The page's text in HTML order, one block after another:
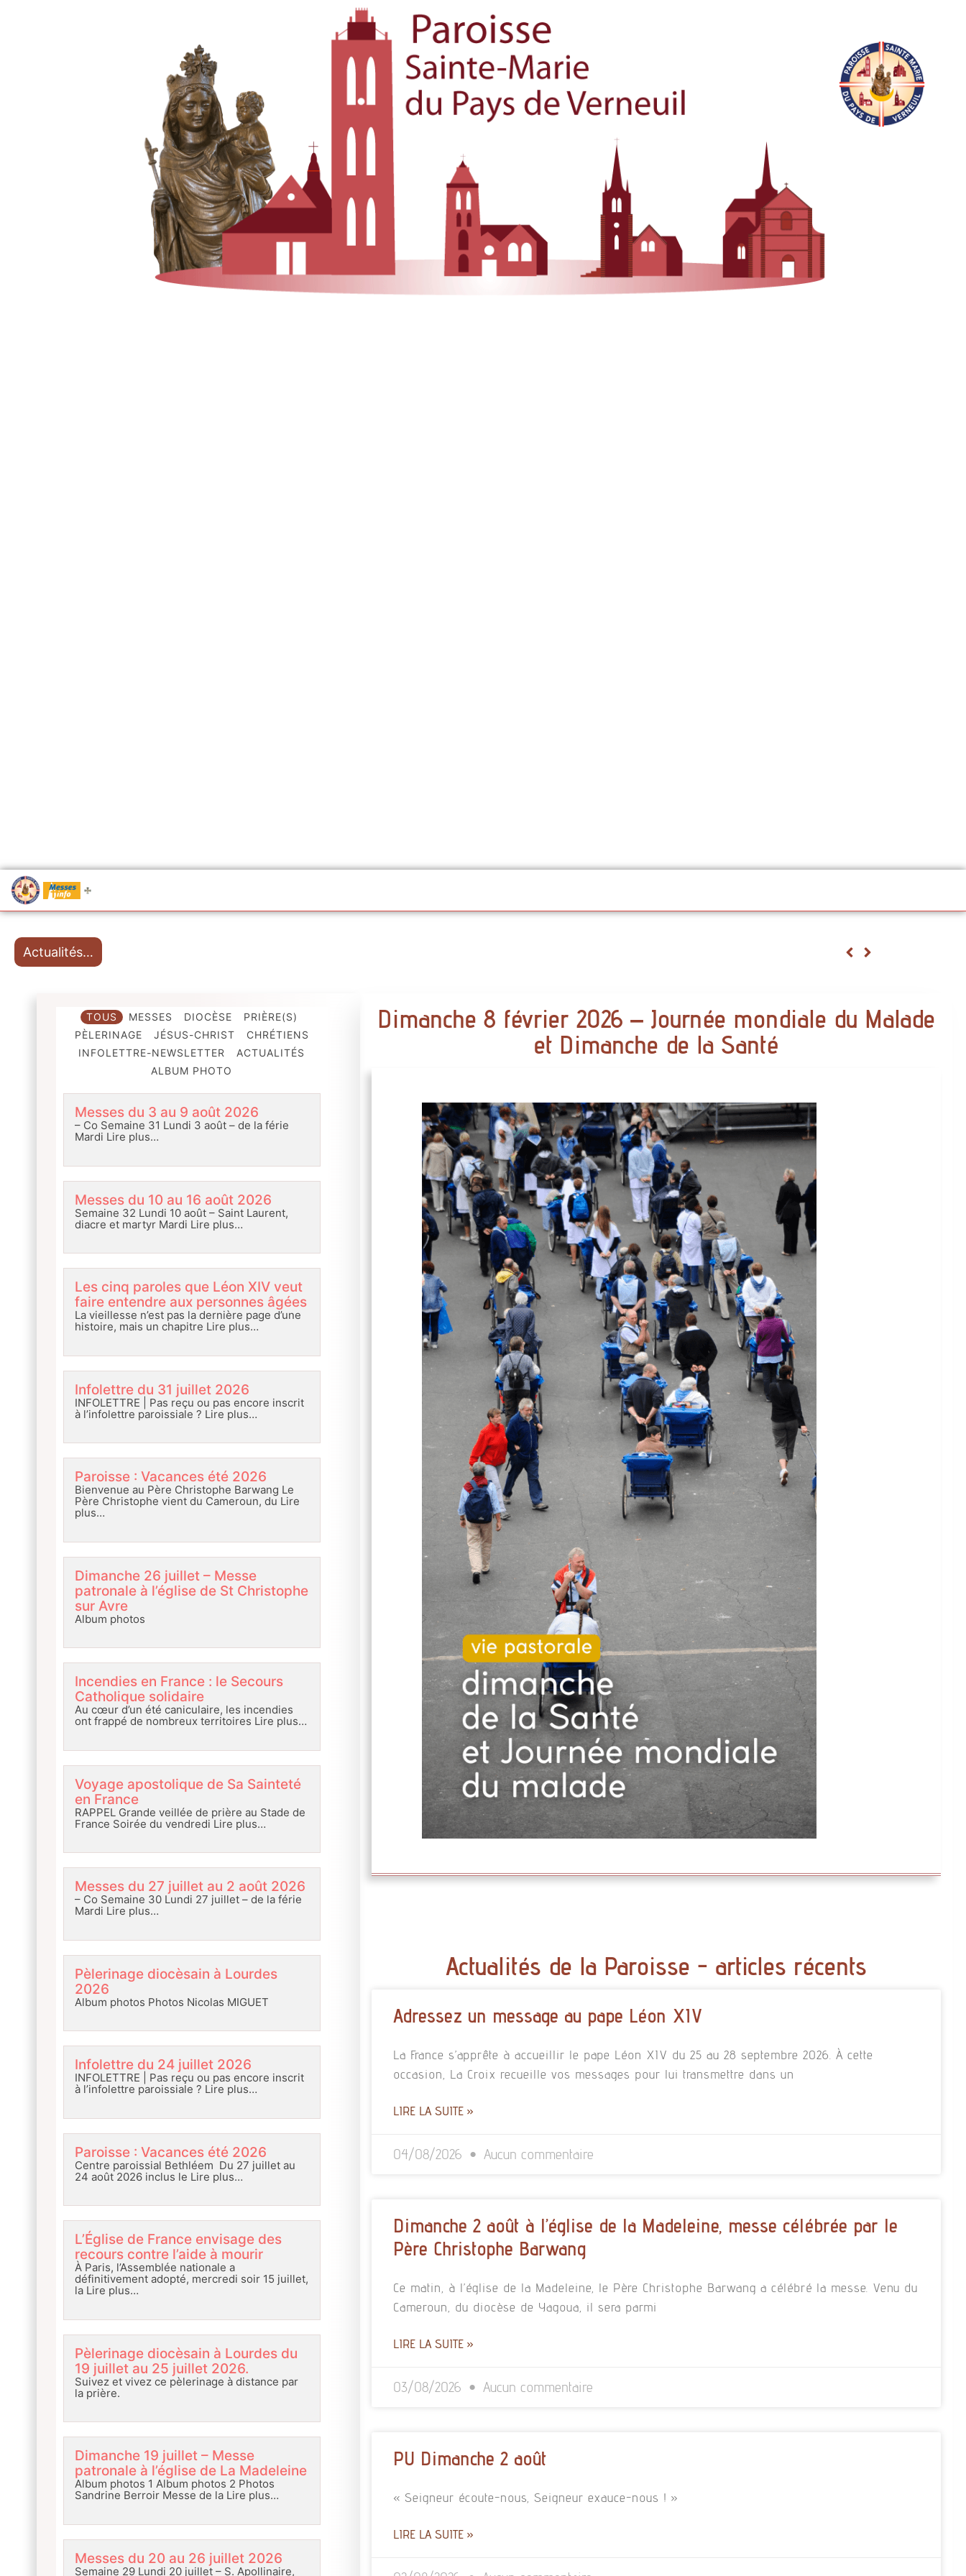
Messes
Actualités…
TOUS MESSES DIOCÈSE
PRIÈRE(S)
PÈLERINAGE
JÉSUS-CHRIST
CHRÉTIENS
INFOLETTRE-NEWSLETTER
ACTUALITÉS
ALBUM PHOTO
Messes du 3 au 9 août 2026
– Co Semaine 31 Lundi 3 août – de la férie
Mardi Lire plus…
Messes du 10 au 16 août 2026
Semaine 32 Lundi 10 août – Saint Laurent,
diacre et martyr Mardi Lire plus…
Les cinq paroles que Léon XIV veut
faire entendre aux personnes âgées
La vieillesse n’est pas la dernière page d’une
histoire, mais un chapitre Lire plus…
Infolettre du 31 juillet 2026
INFOLETTRE | Pas reçu ou pas encore inscrit
à l’infolettre paroissiale ? Lire plus…
Paroisse : Vacances été 2026
Bienvenue au Père Christophe Barwang Le
Père Christophe vient du Cameroun, du Lire
plus…
Dimanche 26 juillet – Messe
patronale à l’église de St Christophe
sur Avre
Album photos
Incendies en France : le Secours
Catholique solidaire
Au cœur d’un été caniculaire, les incendies
ont frappé de nombreux territoires Lire plus…
Voyage apostolique de Sa Sainteté
en France
RAPPEL Grande veillée de prière au Stade de
France Soirée du vendredi Lire plus…
Messes du 27 juillet au 2 août 2026
– Co Semaine 30 Lundi 27 juillet – de la férie
Mardi Lire plus…
Pèlerinage diocèsain à Lourdes
2026
Album photos Photos Nicolas MIGUET
Infolettre du 24 juillet 2026
INFOLETTRE | Pas reçu ou pas encore inscrit
à l’infolettre paroissiale ? Lire plus…
Paroisse : Vacances été 2026
Centre paroissial Bethléem Du 27 juillet au
24 août 2026 inclus le Lire plus…
L’Église de France envisage des
recours contre l’aide à mourir
À Paris, l’Assemblée nationale a
définitivement adopté, mercredi soir 15 juillet,
la Lire plus…
Pèlerinage diocèsain à Lourdes du
19 juillet au 25 juillet 2026.
Suivez et vivez ce pèlerinage à distance par
la prière.
Dimanche 19 juillet – Messe
patronale à l’église de La Madeleine
Album photos 1 Album photos 2 Photos
Sandrine Berroir Messe de la Lire plus…
Messes du 20 au 26 juillet 2026
Semaine 29 Lundi 20 juillet – S. Apollinaire,
Dimanche 8 février 2026 – Journée mondiale du Malade
et Dimanche de la Santé
Actualités de la Paroisse - articles récents
Adressez un message au pape Léon XIV
La France s’apprête à accueillir le pape Léon XIV du 25 au 28 septembre 2026. À cette
occasion, La Croix recueille vos messages pour lui transmettre dans un
LIRE LA SUITE »
04/08/2026 Aucun commentaire
Dimanche 2 août à l’église de la Madeleine, messe célébrée par le
Père Christophe Barwang
Ce matin, à l’église de la Madeleine, le Père Christophe Barwang a célébré la messe. Venu du
Cameroun, du diocèse de Yagoua, il sera parmi
LIRE LA SUITE »
03/08/2026 Aucun commentaire
PU Dimanche 2 août
« Seigneur écoute-nous, Seigneur exauce-nous ! »
LIRE LA SUITE »